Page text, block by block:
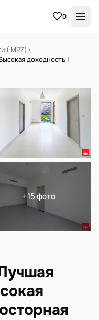
0
(IMPZ) ›
доходность |
+15 фото